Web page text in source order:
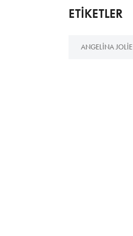
ETİKETLER
ANGELINA JOLIE